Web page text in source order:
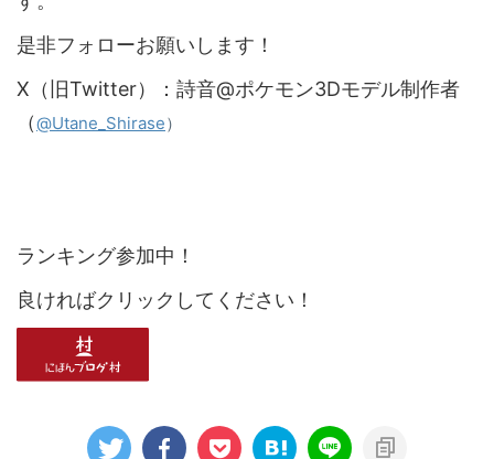
是非フォローお願いします！
X（旧Twitter）：詩音@ポケモン3Dモデル制作者
（@Utane_Shirase）
ランキング参加中！
良ければクリックしてください！